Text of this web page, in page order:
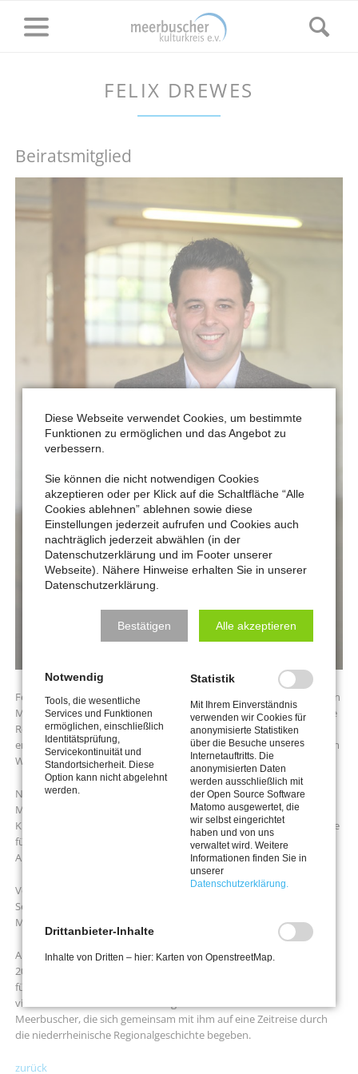
FELIX DREWES
Beiratsmitglied
Felix Drewes ist ein echter Rheinländer: In Düsseldorf geboren und in
Meerbusch aufgewachsen, hat er schon früh eine Faszination für die
Regionalgeschichte des Niederrrheins entwickelt. Besonders gerne
entdeckt er historische Zusammenhänge direkt vor Ort - zumeist am
Wochenende gemeinsam mit seiner Tochter Amalia.
Nach einigen Jahren fern der Heimat kehrte Felix 2022 nach
Meerbusch zurück und fand schnell Anschluss an den Meerbuscher
Kulturkreis. Dort lernte er Ludwig Petry kennen, der sich schon lange
für Denkmalfragen engagierte. Felix war gerne bereit, Ludwig Petrys
Arbeit mit neuen Impulsen fortzuführen.
Veranstaltungen auf Burg Linn oder auf den Spuren der Krefelder
Seidenbarone gehören ebenso wie Zeitzeugengespräche zu Felix'
MKK-Engagement.
Auch im Heimatkreis Lank besitzt er eine spannende Aufgabe: Seit
2025 organisiert er als Nachfolger von Georg Neuhausen das Forum
für Orts- und Regionalgeschichte. Dieses Ehrenamt macht ihm sehr
viel Freude und er hofft auf viele geschichtsinteressierte
Meerbuscher, die sich gemeinsam mit ihm auf eine Zeitreise durch
die niederrheinische Regionalgeschichte begeben.
zurück
Diese Webseite verwendet Cookies, um bestimmte
Funktionen zu ermöglichen und das Angebot zu
verbessern.
Sie können die nicht notwendigen Cookies
akzeptieren oder per Klick auf die Schaltfläche “Alle
Cookies ablehnen” ablehnen sowie diese
Einstellungen jederzeit aufrufen und Cookies auch
nachträglich jederzeit abwählen (in der
Datenschutzerklärung und im Footer unserer
Webseite). Nähere Hinweise erhalten Sie in unserer
Datenschutzerklärung.
Bestätigen Alle akzeptieren
Notwendig
Tools, die wesentliche
Services und Funktionen
ermöglichen, einschließlich
Identitätsprüfung,
Servicekontinuität und
Standortsicherheit. Diese
Option kann nicht abgelehnt
werden.
Statistik
Mit Ihrem Einverständnis
verwenden wir Cookies für
anonymisierte Statistiken
über die Besuche unseres
Internetauftritts. Die
anonymisierten Daten
werden ausschließlich mit
der Open Source Software
Matomo ausgewertet, die
wir selbst eingerichtet
haben und von uns
verwaltet wird. Weitere
Informationen finden Sie in
unserer
Datenschutzerklärung.
Drittanbieter-Inhalte
Inhalte von Dritten – hier: Karten von OpenstreetMap.